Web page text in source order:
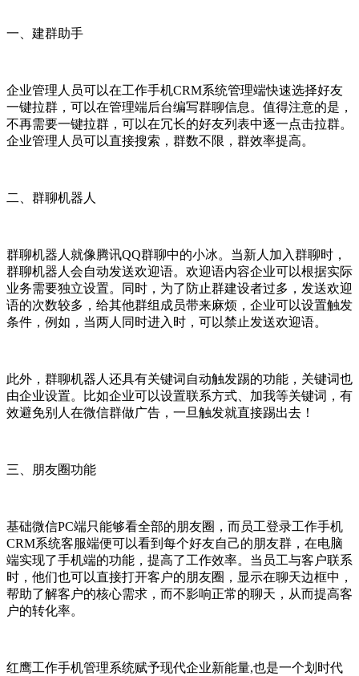
一、建群助手
企业管理人员可以在工作手机CRM系统管理端快速选择好友
一键拉群，可以在管理端后台编写群聊信息。值得注意的是，
不再需要一键拉群，可以在冗长的好友列表中逐一点击拉群。
企业管理人员可以直接搜索，群数不限， 群效率提高。
二、群聊机器人
群聊机器人就像腾讯QQ群聊中的小冰。当新人加入群聊时，
群聊机器人会自动发送欢迎语。欢迎语内容企业可以根据实际
业务需要独立设置。同时，为了防止群建设者过多，发送欢迎
语的次数较多，给其他群组成员带来麻烦，企业可以设置触发
条件，例如，当两人同时进入时，可以禁止发送欢迎语。
此外，群聊机器人还具有关键词自动触发踢的功能，关键词也
由企业设置。比如企业可以设置联系方式、加我等关键词，有
效避免别人在微信群做广告，一旦触发就直接踢出去！
三、朋友圈功能
基础微信PC端只能够看全部的朋友圈，而员工登录工作手机
CRM系统客服端便可以看到每个好友自己的朋友群，在电脑
端实现了手机端的功能，提高了工作效率。当员工与客户联系
时，他们也可以直接打开客户的朋友圈，显示在聊天边框中，
帮助了解客户的核心需求，而不影响正常的聊天，从而提高客
户的转化率。
红鹰工作手机管理系统赋予现代企业新能量,也是一个划时代